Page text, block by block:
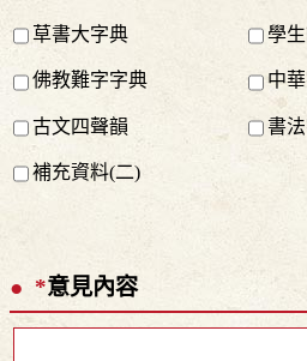
草書大字典 學
佛教難字字典 中
古文四聲韻 書
補充資料(二)
*意見內容